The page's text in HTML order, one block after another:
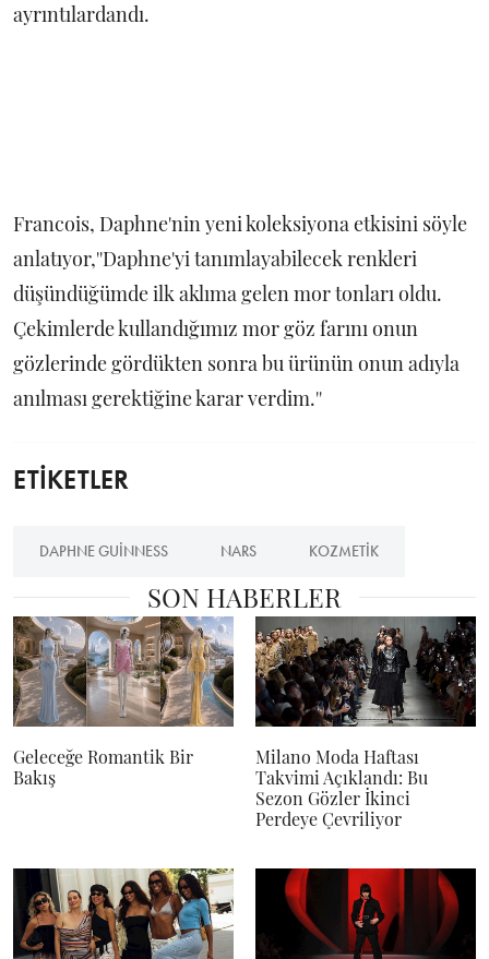
ayrıntılardandı.
Francois, Daphne'nin yeni koleksiyona etkisini söyle
anlatıyor,''Daphne'yi tanımlayabilecek renkleri
düşündüğümde ilk aklıma gelen mor tonları oldu.
Çekimlerde kullandığımız mor göz farını onun
gözlerinde gördükten sonra bu ürünün onun adıyla
anılması gerektiğine karar verdim.''
ETİKETLER
DAPHNE GUINNESS NARS KOZMETIK
SON HABERLER
Geleceğe Romantik Bir
Bakış
Milano Moda Haftası
Takvimi Açıklandı: Bu
Sezon Gözler İkinci
Perdeye Çevriliyor